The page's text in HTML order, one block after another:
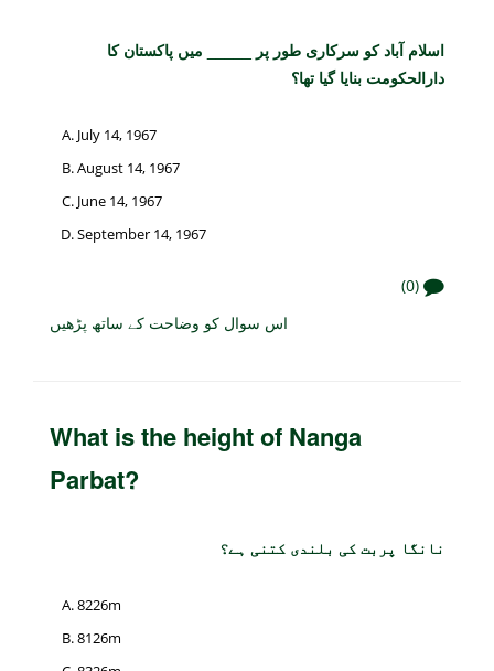
اسلام آباد کو سرکاری طور پر _____ میں پاکستان کا
دارالحکومت بنایا گیا تھا؟
July 14, 1967
August 14, 1967
June 14, 1967
September 14, 1967
(0)
اس سوال کو وضاحت کے ساتھ پڑھیں
What is the height of Nanga
Parbat?
نانگا پربت کی بلندی کتنی ہے؟
8226m
8126m